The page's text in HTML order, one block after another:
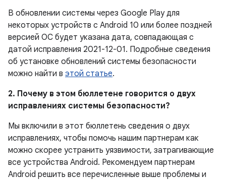
В обновлении системы через Google Play для
некоторых устройств с Android 10 или более поздней
версией ОС будет указана дата, совпадающая с
датой исправления 2021-12-01. Подробные сведения
об установке обновлений системы безопасности
можно найти в этой статье.
2. Почему в этом бюллетене говорится о двух
исправлениях системы безопасности?
Мы включили в этот бюллетень сведения о двух
исправлениях, чтобы помочь нашим партнерам как
можно скорее устранить уязвимости, затрагивающие
все устройства Android. Рекомендуем партнерам
Android решить все перечисленные выше проблемы и